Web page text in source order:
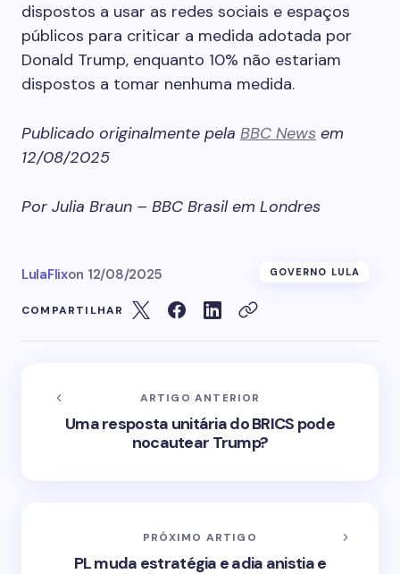
dispostos a usar as redes sociais e espaços
públicos para criticar a medida adotada por
Donald Trump, enquanto 10% não estariam
dispostos a tomar nenhuma medida.
Publicado originalmente pela BBC News em
12/08/2025
Por Julia Braun – BBC Brasil em Londres
LulaFlixon 12/08/2025 GOVERNO LULA
COMPARTILHAR
ARTIGO ANTERIOR
Uma resposta unitária do BRICS pode
nocautear Trump?
PRÓXIMO ARTIGO
PL muda estratégia e adia anistia e